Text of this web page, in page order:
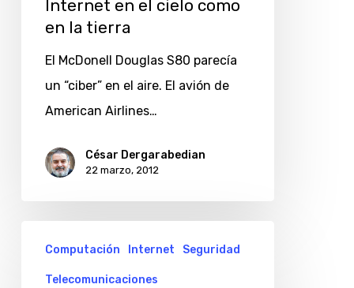
Internet en el cielo como
en la tierra
El McDonell Douglas S80 parecía
un “ciber” en el aire. El avión de
American Airlines…
César Dergarabedian
22 marzo, 2012
seguridad
Computación Internet Seguridad
Telecomunicaciones